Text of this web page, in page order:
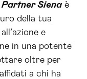
Sienaè
della tua
e
in una potente
oltre per
a chi ha